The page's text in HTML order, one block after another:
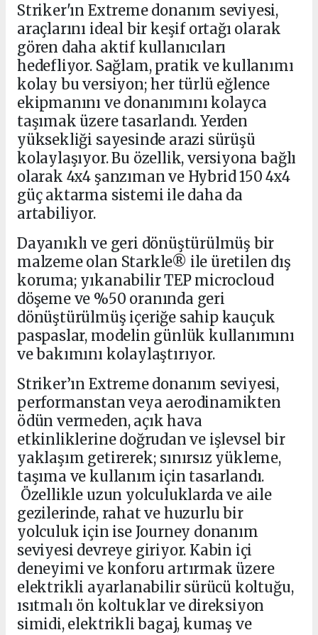
Striker'ın Extreme donanım seviyesi,
araçlarını ideal bir keşif ortağı olarak
gören daha aktif kullanıcıları
hedefliyor. Sağlam, pratik ve kullanımı
kolay bu versiyon; her türlü eğlence
ekipmanını ve donanımını kolayca
taşımak üzere tasarlandı. Yerden
yüksekliği sayesinde arazi sürüşü
kolaylaşıyor. Bu özellik, versiyona bağlı
olarak 4x4 şanzıman ve Hybrid 150 4x4
güç aktarma sistemi ile daha da
artabiliyor.
Dayanıklı ve geri dönüştürülmüş bir
malzeme olan Starkle® ile üretilen dış
koruma; yıkanabilir TEP microcloud
döşeme ve %50 oranında geri
dönüştürülmüş içeriğe sahip kauçuk
paspaslar, modelin günlük kullanımını
ve bakımını kolaylaştırıyor.
Striker’ın Extreme donanım seviyesi,
performanstan veya aerodinamikten
ödün vermeden, açık hava
etkinliklerine doğrudan ve işlevsel bir
yaklaşım getirerek; sınırsız yükleme,
taşıma ve kullanım için tasarlandı.
Özellikle uzun yolculuklarda ve aile
gezilerinde, rahat ve huzurlu bir
yolculuk için ise Journey donanım
seviyesi devreye giriyor. Kabin içi
deneyimi ve konforu artırmak üzere
elektrikli ayarlanabilir sürücü koltuğu,
ısıtmalı ön koltuklar ve direksiyon
simidi, elektrikli bagaj, kumaş ve